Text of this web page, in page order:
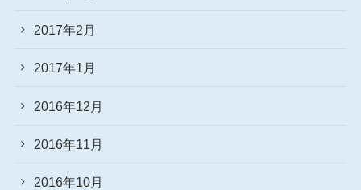
2017年2月
2017年1月
2016年12月
2016年11月
2016年10月